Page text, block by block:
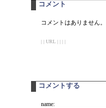
コメント
コメントはありません。
| | URL | | | |
コメントする
name: